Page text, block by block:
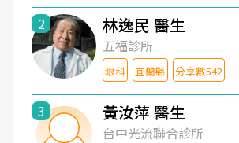
2 林逸民 醫生
五福診所
眼科 宜蘭縣 分享數542
3 黃汝萍 醫生
台中光流聯合診所